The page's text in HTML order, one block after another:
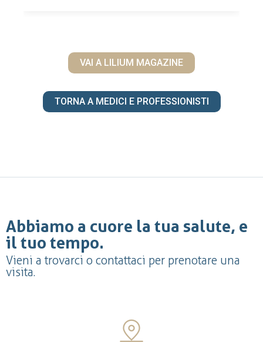
VAI A LILIUM MAGAZINE
TORNA A MEDICI E PROFESSIONISTI
Abbiamo a cuore la tua salute, e
il tuo tempo.
Vieni a trovarci o contattaci per prenotare una
visita.